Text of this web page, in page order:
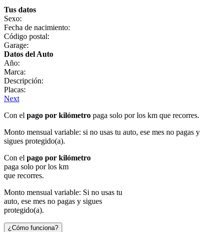
Tus datos
Sexo:
Fecha de nacimiento:
Código postal:
Garage:
Datos del Auto
Año:
Marca:
Descripción:
Placas:
Next
Con el pago por kilómetro paga solo por los km que recorres.
Monto mensual variable: si no usas tu auto, ese mes no pagas y
sigues protegido(a).
Con el pago por kilómetro
paga solo por los km
que recorres.
Monto mensual variable: Si no usas tu
auto, ese mes no pagas y sigues
protegido(a).
¿Cómo funciona?